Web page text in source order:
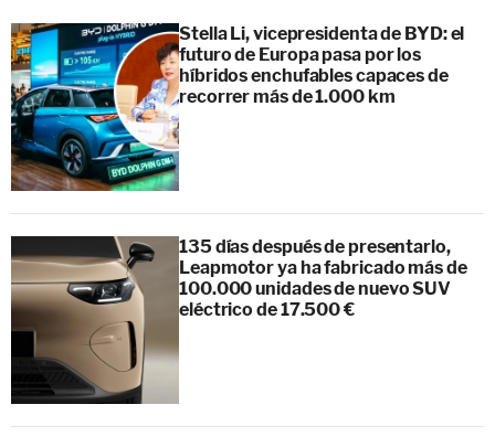
Stella Li, vicepresidenta de BYD: el
futuro de Europa pasa por los
híbridos enchufables capaces de
recorrer más de 1.000 km
135 días después de presentarlo,
Leapmotor ya ha fabricado más de
100.000 unidades de nuevo SUV
eléctrico de 17.500 €